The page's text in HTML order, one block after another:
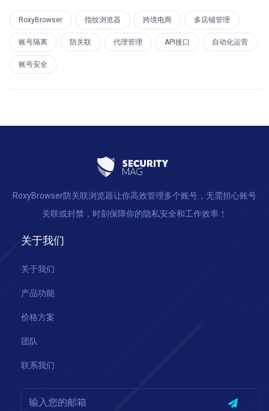
RoxyBrowser 指纹浏览器 跨境电商 多店铺管理
账号隔离 防关联 代理管理 API接口 自动化运营
账号安全
RoxyBrowser防关联浏览器让你高效管理多个账号，无需担心账号
关联或封禁，时刻保障你的隐私安全和工作效率！
关于我们
关于我们
产品功能
价格方案
团队
联系我们